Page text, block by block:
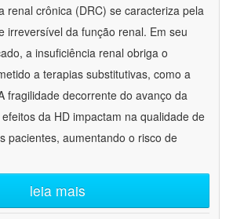
renal crônica (DRC) se caracteriza pela
irreversível da função renal. Em seu
a insuficiência renal obriga o
a terapias substitutivas, como a
fragilidade decorrente do avanço da
da HD impactam na qualidade de
pacientes, aumentando o risco de
leia mais